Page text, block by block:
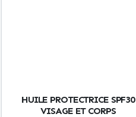
HUILE PROTECTRICE SPF30
VISAGE ET CORPS